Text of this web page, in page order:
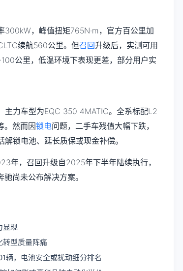
300kW，峰值扭矩765N·m，官方百公里加
续航560公里。但召回升级后，实测可用
公里，低温环境下表现更差，部分用户实
主力车型为EQC 350 4MATIC。全系标配L2
。然而因锁电问题，二手车残值大幅下跌，
锁电池、延长质保或现金补偿。
年，召回升级自2025年下半年陆续执行，
尚未公布解决方案。
显现
转型质量阵痛
辆，电池安全或扰动细分排名